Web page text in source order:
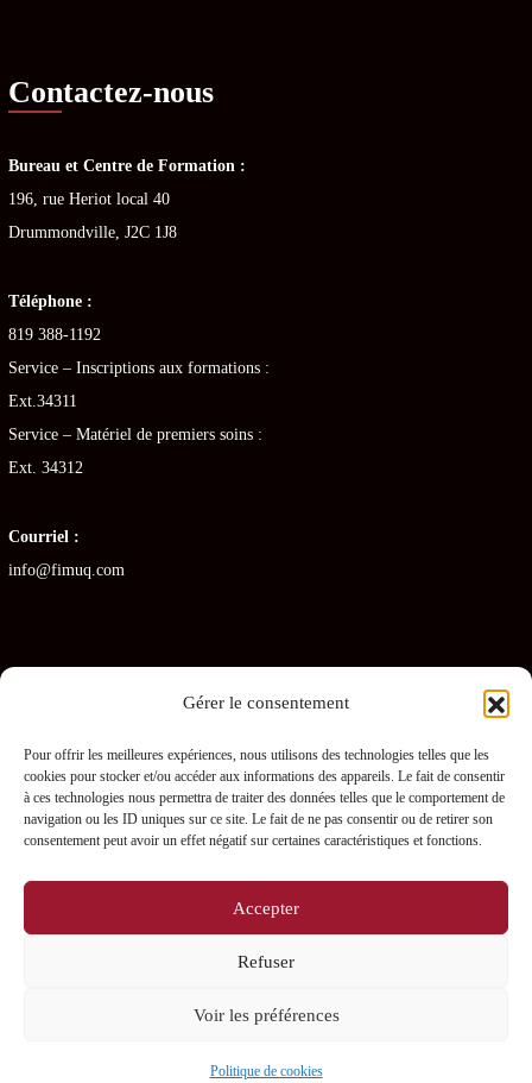
Gérer le consentement
Pour offrir les meilleures expériences, nous utilisons des technologies telles que les
cookies pour stocker et/ou accéder aux informations des appareils. Le fait de consentir
à ces technologies nous permettra de traiter des données telles que le comportement de
navigation ou les ID uniques sur ce site. Le fait de ne pas consentir ou de retirer son
consentement peut avoir un effet négatif sur certaines caractéristiques et fonctions.
Accepter
Refuser
Voir les préférences
Politique de cookies
Contactez-nous
Bureau et Centre de Formation :
196, rue Heriot local 40
Drummondville, J2C 1J8
Téléphone :
819 388-1192
Service – Inscriptions aux formations :
Ext.34311
Service – Matériel de premiers soins :
Ext. 34312
Courriel :
info@fimuq.com
Articles récents
Combiner la RCR et la PDSB : une formation gagnante pour les CHSLD
Premiers soins en RPA : quelles sont les obligations pour les gestionnaires ?
Prévenir les blessures chez les préposés – L’importance des PDSB
Copyright 2025 FIMUQ Tout droits réservés